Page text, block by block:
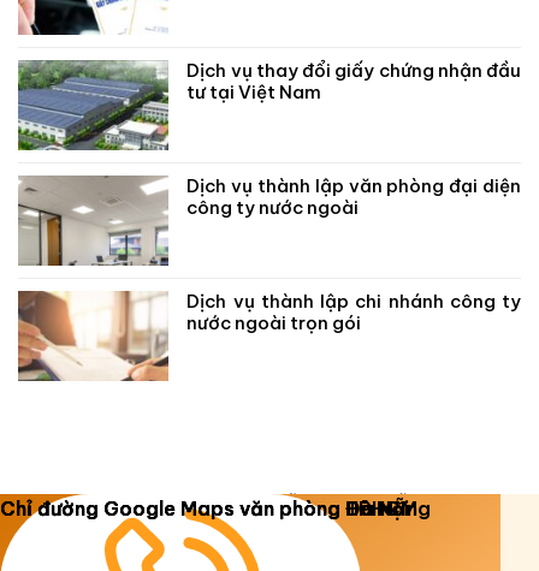
Dịch vụ thay đổi giấy chứng nhận đầu
tư tại Việt Nam
Dịch vụ thành lập văn phòng đại diện
công ty nước ngoài
Dịch vụ thành lập chi nhánh công ty
nước ngoài trọn gói
Copyright 2026 © Luật Dương Gia